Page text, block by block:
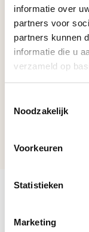
informatie over
partners voor
partners kunnen
informatie die u
verzameld op
Noodzakelijk
Voorkeuren
Statistieken
Marketing
Vorige pagina
Hulp